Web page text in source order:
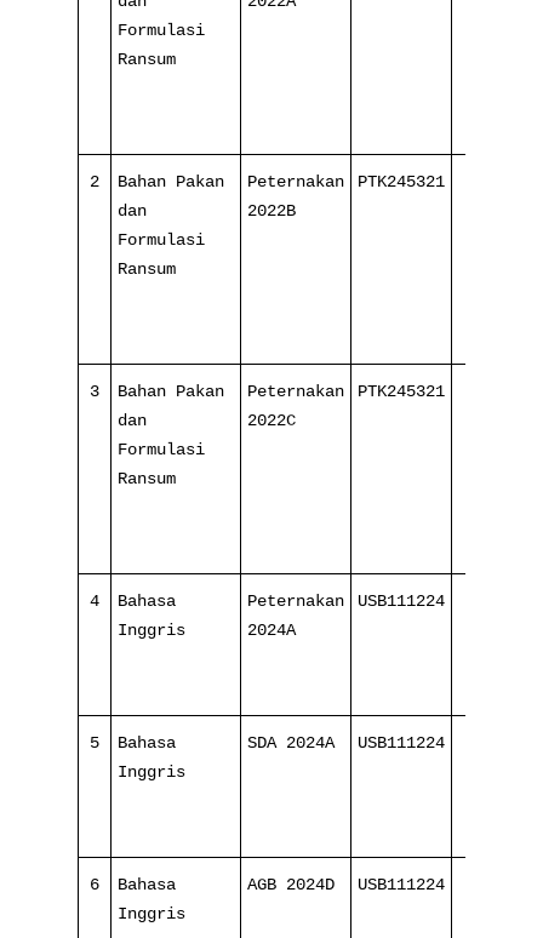
Formulasi
Ransum
2
Bahan Pakan
dan
Formulasi
Ransum
Peternakan
2022B
PTK245321
3
Bahan Pakan
dan
Formulasi
Ransum
Peternakan
2022C
PTK245321
4
Bahasa
Inggris
Peternakan
2024A
USB111224
5
Bahasa
Inggris
SDA 2024A USB111224
6
Bahasa
Inggris
AGB 2024D USB111224